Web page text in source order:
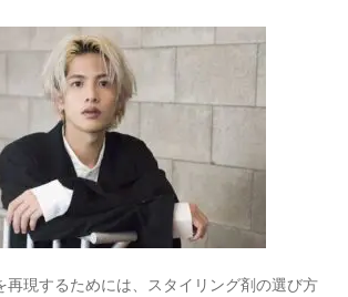
再現するためには、スタイリング剤の選び方